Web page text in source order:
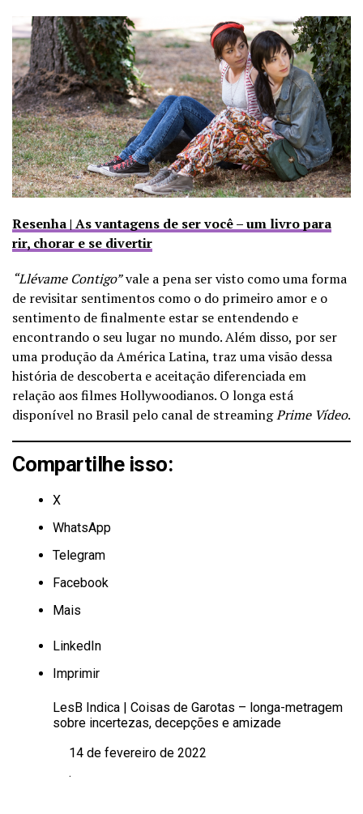
Resenha | As vantagens de ser você – um livro para
rir, chorar e se divertir
“Llévame Contigo”vale a pena ser visto como uma forma
de revisitar sentimentos como o do primeiro amor e o
sentimento de finalmente estar se entendendo e
encontrando o seu lugar no mundo. Além disso, por ser
uma produção da América Latina, traz uma visão dessa
história de descoberta e aceitação diferenciada em
relação aos filmes Hollywoodianos. O longa está
disponível no Brasil pelo canal de streamingPrime Vídeo.
Compartilhe isso:
X
WhatsApp
Telegram
Facebook
Mais
LinkedIn
Imprimir
LesB Indica | Coisas de Garotas – longa-metragem
sobre incertezas, decepções e amizade
Data14 de fevereiro de 2022
Em relação a
.